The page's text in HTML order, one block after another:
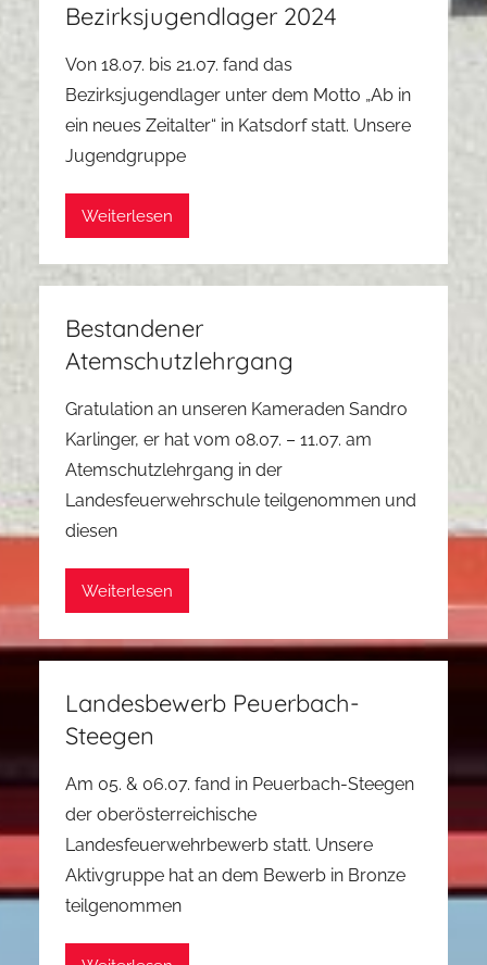
Bezirksjugendlager 2024
Von 18.07. bis 21.07. fand das
Bezirksjugendlager unter dem Motto „Ab in
ein neues Zeitalter“ in Katsdorf statt. Unsere
Jugendgruppe
Weiterlesen
Bestandener
Atemschutzlehrgang
Gratulation an unseren Kameraden Sandro
Karlinger, er hat vom 08.07. – 11.07. am
Atemschutzlehrgang in der
Landesfeuerwehrschule teilgenommen und
diesen
Weiterlesen
Landesbewerb Peuerbach-
Steegen
Am 05. & 06.07. fand in Peuerbach-Steegen
der oberösterreichische
Landesfeuerwehrbewerb statt. Unsere
Aktivgruppe hat an dem Bewerb in Bronze
teilgenommen